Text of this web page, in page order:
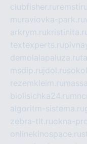
clubfisher.ru
muraviovka-park.ru
arkrym.ru
textexperts.ru
demolalapaluza.ru
msdip.ru jdol.ru
rezemkleim.ru
biolisichka24.ru
algoritm-sistema.ru
zebra-tlt.ruokna-
onlinekinospace.ru